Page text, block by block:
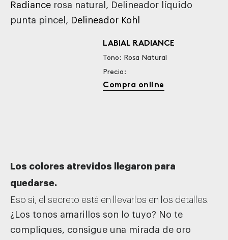
Radiance rosa natural, Delineador líquido
punta pincel, Delineador Kohl
LABIAL RADIANCE
Tono: Rosa Natural
Precio:
Compra online
Los colores atrevidos llegaron para
quedarse.
Eso sí, el secreto está en llevarlos en los detalles.
¿Los tonos amarillos son lo tuyo? No te
compliques, consigue una mirada de oro